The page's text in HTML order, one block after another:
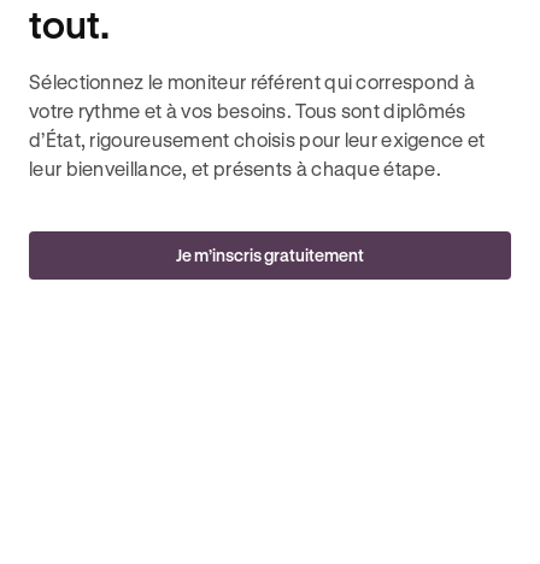
tout.
Sélectionnez le moniteur référent qui correspond à
votre rythme et à vos besoins. Tous sont diplômés
d’État, rigoureusement choisis pour leur exigence et
leur bienveillance, et présents à chaque étape.
Je m’inscris gratuitement